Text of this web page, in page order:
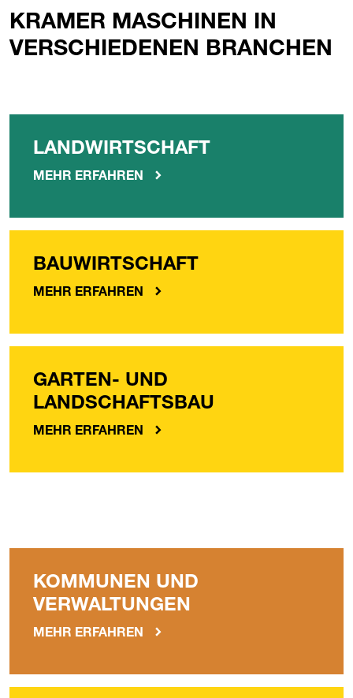
KRAMER MASCHINEN IN
VERSCHIEDENEN BRANCHEN
LANDWIRTSCHAFT
MEHR ERFAHREN
BAUWIRTSCHAFT
MEHR ERFAHREN
GARTEN- UND
LANDSCHAFTSBAU
MEHR ERFAHREN
KOMMUNEN UND
VERWALTUNGEN
MEHR ERFAHREN